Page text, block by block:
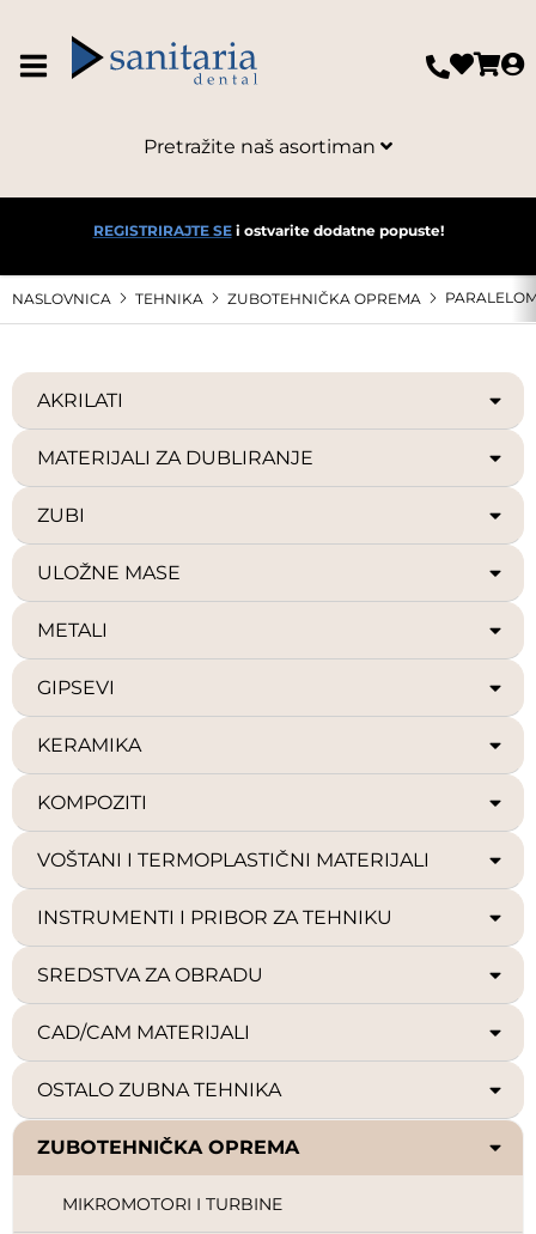
Pretražite naš asortiman
REGISTRIRAJTE SEi ostvarite dodatne popuste!
NASLOVNICA TEHNIKA ZUBOTEHNIČKA OPREMA
AKRILATI
MATERIJALI ZA DUBLIRANJE
ZUBI
ULOŽNE MASE
METALI
GIPSEVI
KERAMIKA
KOMPOZITI
VOŠTANI I TERMOPLASTIČNI MATERIJALI
INSTRUMENTI I PRIBOR ZA TEHNIKU
SREDSTVA ZA OBRADU
CAD/CAM MATERIJALI
OSTALO ZUBNA TEHNIKA
ZUBOTEHNIČKA OPREMA
MIKROMOTORI I TURBINE